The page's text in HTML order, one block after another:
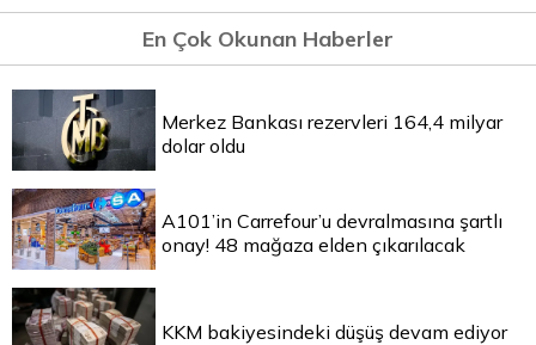
En Çok Okunan Haberler
Merkez Bankası rezervleri 164,4 milyar
dolar oldu
A101’in Carrefour’u devralmasına şartlı
onay! 48 mağaza elden çıkarılacak
KKM bakiyesindeki düşüş devam ediyor